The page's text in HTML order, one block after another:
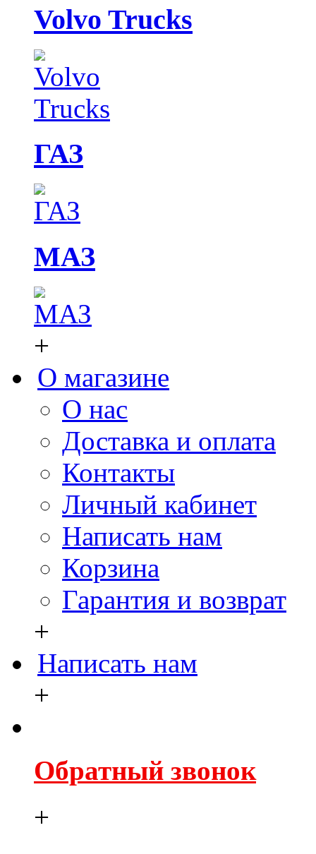
Volvo Trucks
ГАЗ
МАЗ
+
О магазине
О нас
Доставка и оплата
Контакты
Личный кабинет
Написать нам
Корзина
Гарантия и возврат
+
Написать нам
+
Обратный звонок
+